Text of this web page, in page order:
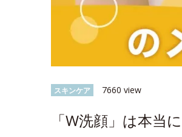
スキンケア 7660 view
「W洗顔」は本当